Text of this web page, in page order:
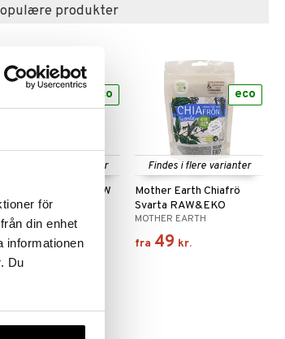
för
din enhet
informationen
Du
produkter
Findes i flere varianter
Hampafrö skalade RAW
EKO
EARTH
89 kr.
eco
Findes i flere varianter
Mother Earth Chiafrö
Svarta RAW&EKO
MOTHER EARTH
fra 49 kr.
eco